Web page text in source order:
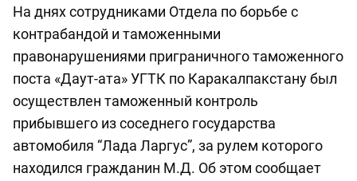
На днях сотрудниками Отдела по борьбе с
контрабандой и таможенными
правонарушениями приграничного таможенного
поста «Даут-ата» УГТК по Каракалпакстану был
осуществлен таможенный контроль
прибывшего из соседнего государства
автомобиля “Лада Ларгус”, за рулем которого
находился гражданин М.Д. Об этом сообщает